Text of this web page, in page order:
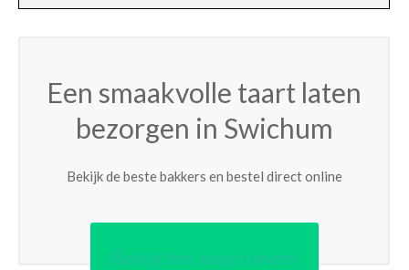
Een smaakvolle taart laten
bezorgen in Swichum
Bekijk de beste bakkers en bestel direct online
Bekijk het assortiment